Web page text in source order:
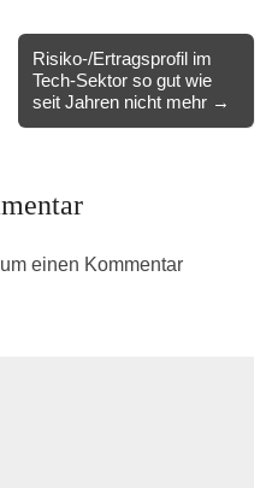
Risiko-/Ertragsprofil im
Tech-Sektor so gut wie
seit Jahren nicht mehr →
einen Kommentar